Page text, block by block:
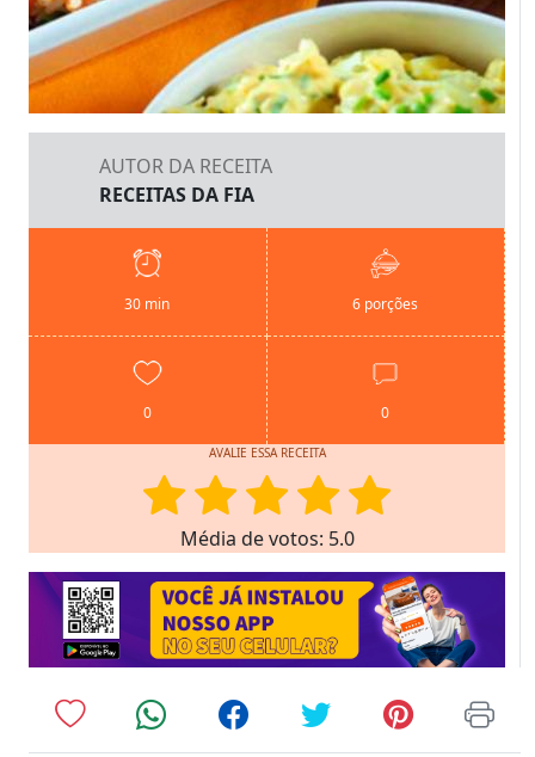
AUTOR DA RECEITA
RECEITAS DA FIA
30 min 6 porções
0 0
AVALIE ESSA RECEITA
Média de votos: 5.0